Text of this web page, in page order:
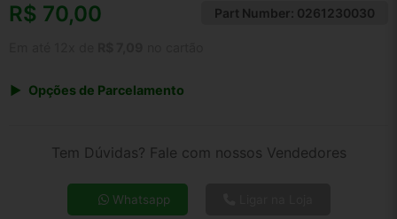
R$ 70,00 Part Number: 0261230030
Opções de Parcelamento
4x de R$ 19,40
5x de R$ 15,72
Tem Dúvidas? Fale com nossos Vendedores
Whatsapp